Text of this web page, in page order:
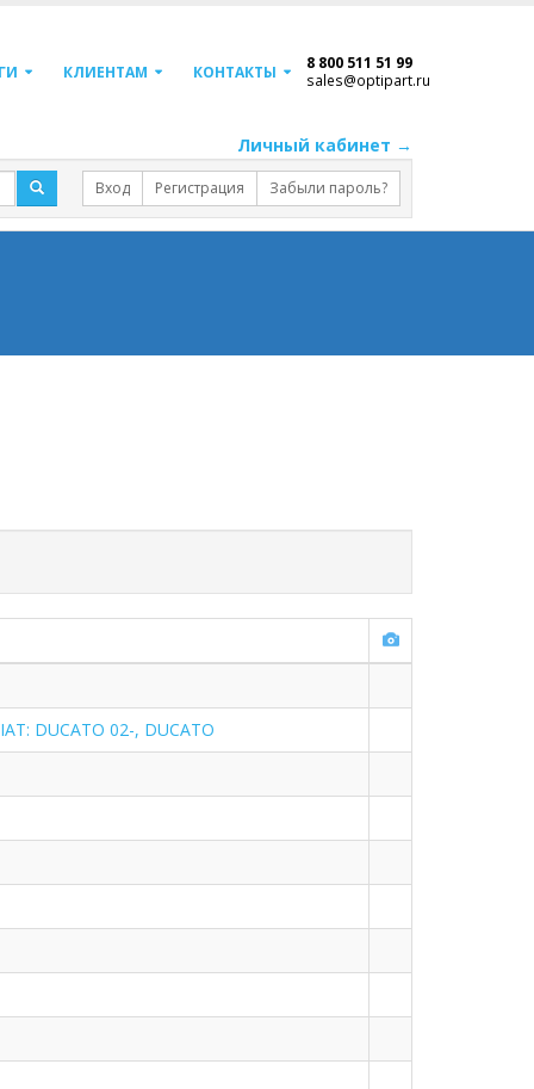
КЛИЕНТАМ КОНТАКТЫ 8 800 511 51 99
sales@optipart.ru
Личный кабинет →
Вход Регистрация Забыли пароль?
DUCATO 02-, DUCATO